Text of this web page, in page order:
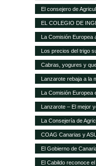
compuestos en 2014
El consejero de
mejorar la situación
EL COLEGIO DE
CANARIAS ofrece
las explotaciones en
La Comisión Europea
del AIEM
Los precios del trigo
Crimea
Cabras, yogures y
Lanzarote rebaja a la
ovejas Las
12.000 cabezas
La Comisión Europea
para modificar el
Lanzarote – El mejor
La Consejería de
servicios»on-line»
COAG Canarias y
la Ley de la Cadena
El Gobierno de
de razas ganaderas
El Cabildo reconoce